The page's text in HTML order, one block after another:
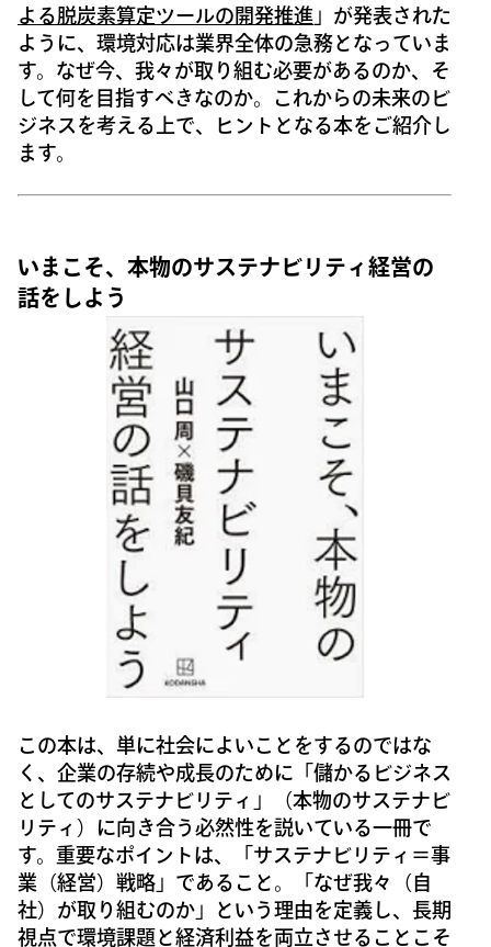
よる脱炭素算定ツールの開発推進 」が発表された
ように、環境対応は業界全体の急務となっていま
す。なぜ今、我々が取り組む必要があるのか、そ
して何を目指すべきなのか。これからの未来のビ
ジネスを考える上で、ヒントとなる本をご紹介し
ます。
いまこそ、本物のサステナビリティ経営の
話をしよう
この本は、単に社会によいことをするのではな
く、企業の存続や成長のために「儲かるビジネス
としてのサステナビリティ」（本物のサステナビ
リティ）に向き合う必然性を説いている一冊で
す。重要なポイントは、「サステナビリティ＝事
業（経営）戦略」であること。「なぜ我々（自
社）が取り組むのか」という理由を定義し、長期
視点で環境課題と経済利益を両立させることこそ